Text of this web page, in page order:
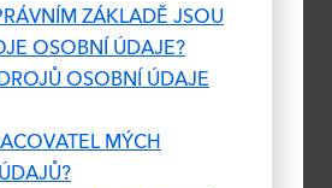
ZÁKLADĚ JSOU
OSOBNÍ ÚDAJE?
OSOBNÍ ÚDAJE
MÝCH